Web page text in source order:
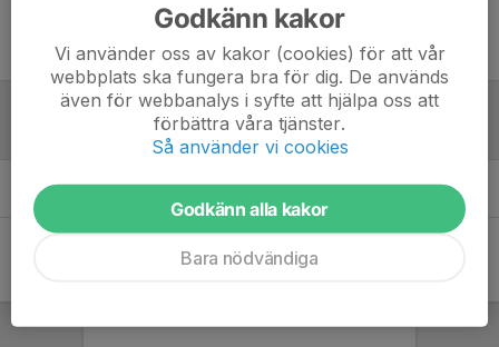
Inget referat skrivet
Öppna tabell här (nytt fönster)
Godkänn kakor
Vi använder oss av kakor (cookies) för att vår
webbplats ska fungera bra för dig. De används
även för webbanalys i syfte att hjälpa oss att
förbättra våra tjänster.
Så använder vi cookies
Godkänn alla kakor
Bara nödvändiga